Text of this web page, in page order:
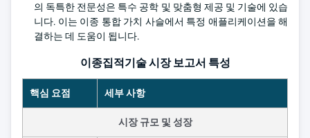
의 독특한 전문성은 특수 공학 및 맞춤형 제공 및 기술에 있습
니다. 이는 이종 통합 가치 사슬에서 특정 애플리케이션을 해
결하는 데 도움이 됩니다.
이종집적기술 시장 보고서 특성
핵심 요점 세부 사항
시장 규모 및 성장